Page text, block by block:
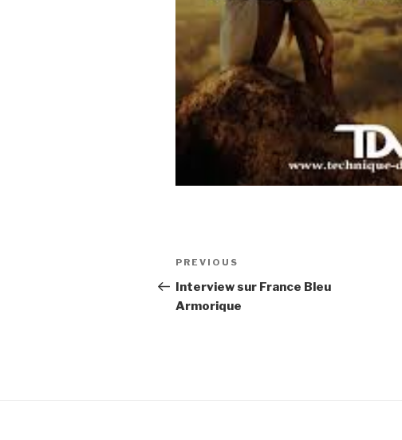
Post
navigation
Previous
Post
PREVIOUS
Interview sur France Bleu
Armorique